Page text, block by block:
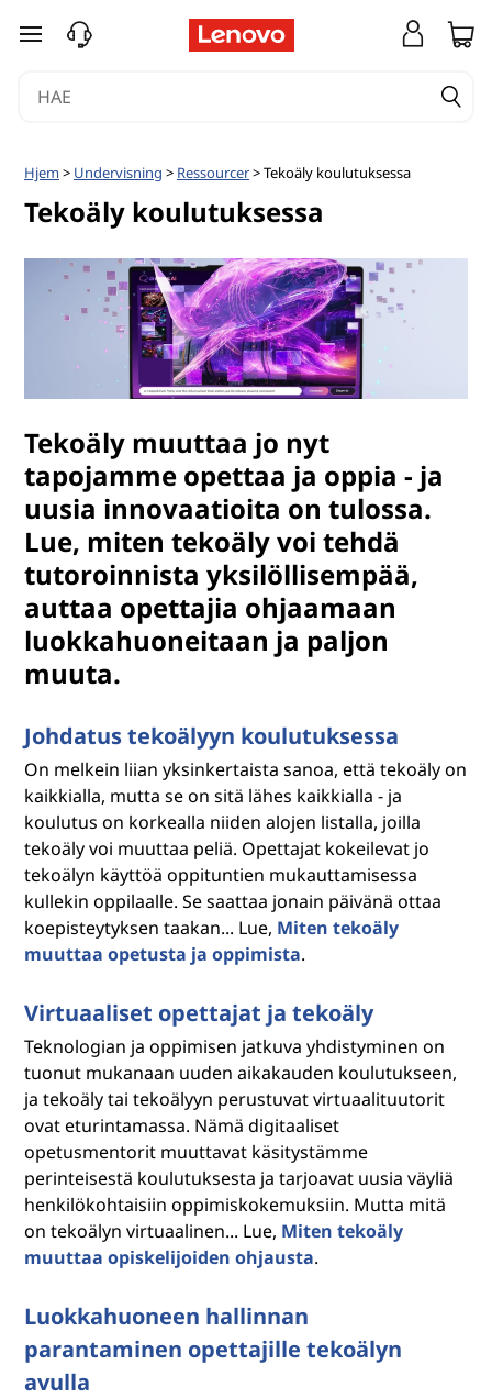
siirry pääsisältöön
Hjem> Undervisning > Ressourcer> Tekoäly koulutuksessa
Tekoäly koulutuksessa
Tekoäly muuttaa jo nyt
tapojamme opettaa ja oppia - ja
uusia innovaatioita on tulossa.
Lue, miten tekoäly voi tehdä
tutoroinnista yksilöllisempää,
auttaa opettajia ohjaamaan
luokkahuoneitaan ja paljon
muuta.
Johdatus tekoälyyn koulutuksessa
On melkein liian yksinkertaista sanoa, että tekoäly on
kaikkialla, mutta se on sitä lähes kaikkialla - ja
koulutus on korkealla niiden alojen listalla, joilla
tekoäly voi muuttaa peliä. Opettajat kokeilevat jo
tekoälyn käyttöä oppituntien mukauttamisessa
kullekin oppilaalle. Se saattaa jonain päivänä ottaa
koepisteytyksen taakan... Lue, Miten tekoäly
muuttaa opetusta ja oppimista.
Virtuaaliset opettajat ja tekoäly
Teknologian ja oppimisen jatkuva yhdistyminen on
tuonut mukanaan uuden aikakauden koulutukseen,
ja tekoäly tai tekoälyyn perustuvat virtuaalituutorit
ovat eturintamassa. Nämä digitaaliset
opetusmentorit muuttavat käsitystämme
perinteisestä koulutuksesta ja tarjoavat uusia väyliä
henkilökohtaisiin oppimiskokemuksiin. Mutta mitä
on tekoälyn virtuaalinen... Lue, Miten tekoäly
muuttaa opiskelijoiden ohjausta.
Luokkahuoneen hallinnan
parantaminen opettajille tekoälyn
avulla